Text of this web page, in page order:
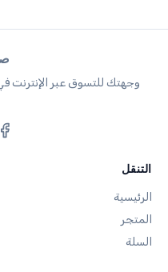
التنقل
الرئيسية
المتجر
السلة